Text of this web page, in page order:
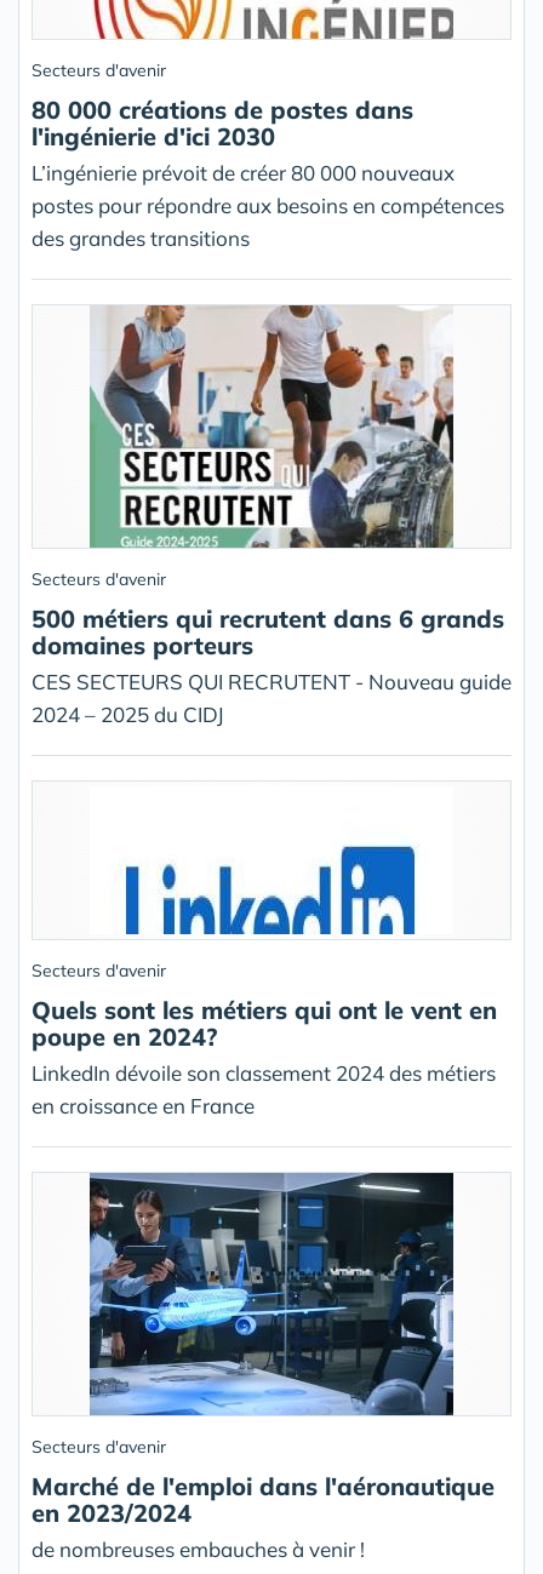
Secteurs d'avenir
80 000 créations de postes dans
l'ingénierie d'ici 2030
L’ingénierie prévoit de créer 80 000 nouveaux
postes pour répondre aux besoins en compétences
des grandes transitions
Secteurs d'avenir
500 métiers qui recrutent dans 6 grands
domaines porteurs
CES SECTEURS QUI RECRUTENT - Nouveau guide
2024 – 2025 du CIDJ
Secteurs d'avenir
Quels sont les métiers qui ont le vent en
poupe en 2024?
LinkedIn dévoile son classement 2024 des métiers
en croissance en France
Secteurs d'avenir
Marché de l'emploi dans l'aéronautique
en 2023/2024
de nombreuses embauches à venir !